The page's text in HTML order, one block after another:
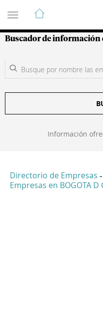
Guía de
Buscador de información
Información
Directorio de Empresas -
Empresas en BOGOTA D